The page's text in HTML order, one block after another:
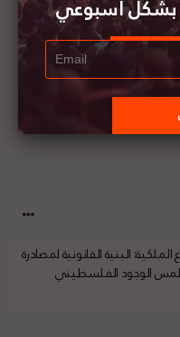
البنية القانونية لمصادرة
الوجود الفلسطيني
بشكل أسبوعي